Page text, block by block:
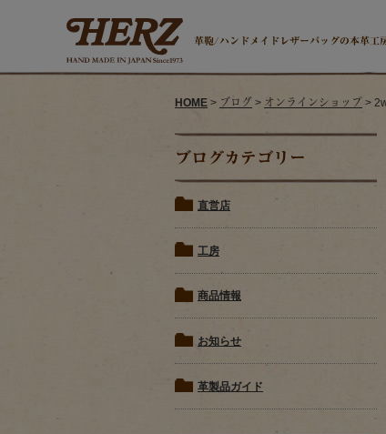
革鞄/ハンドメイドレザーバッグの本革工
HOME > ブログ > オンラインショップ >
ブログカテゴリー
直営店
工房
商品情報
お知らせ
革製品ガイド